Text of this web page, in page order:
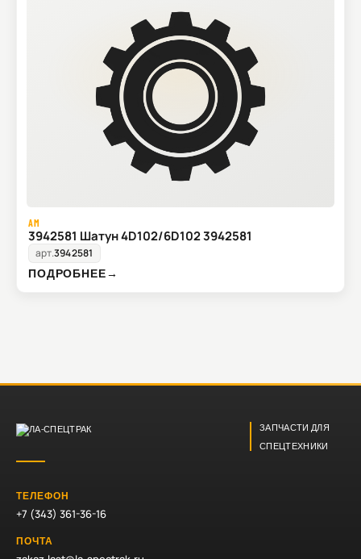
AM
3942581 Шатун 4D102/6D102 3942581
арт.3942581
ПОДРОБНЕЕ→
ЗАПЧАСТИ ДЛЯ
СПЕЦТЕХНИКИ
ТЕЛЕФОН
+7 (343) 361-36-16
ПОЧТА